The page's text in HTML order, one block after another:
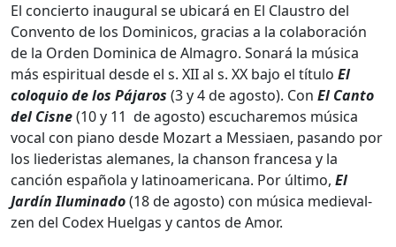
El concierto inaugural se ubicará en El Claustro del
Convento de los Dominicos, gracias a la colaboración
de la Orden Dominica de Almagro. Sonará la música
más espiritual desde el s. XII al s. XX bajo el título El
coloquio de los Pájaros (3 y 4 de agosto). Con El Canto
del Cisne(10 y 11 de agosto) escucharemos música
vocal con piano desde Mozart a Messiaen, pasando por
los liederistas alemanes, la chanson francesa y la
canción española y latinoamericana. Por último, El
Jardín Iluminado(18 de agosto) con música medieval-
zen del Codex Huelgas y cantos de Amor.